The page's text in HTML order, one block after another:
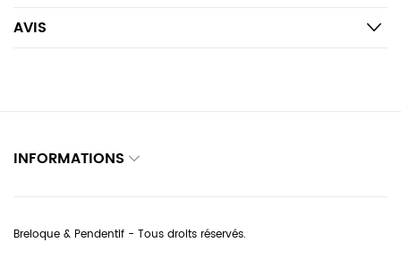
AVIS
INFORMATIONS
Breloque & Pendentif - Tous droits réservés.